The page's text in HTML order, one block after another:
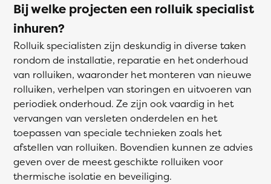
Bij welke projecten een rolluik specialist
inhuren?
Rolluik specialisten zijn deskundig in diverse taken
rondom de installatie, reparatie en het onderhoud
van rolluiken, waaronder het monteren van nieuwe
rolluiken, verhelpen van storingen en uitvoeren van
periodiek onderhoud. Ze zijn ook vaardig in het
vervangen van versleten onderdelen en het
toepassen van speciale technieken zoals het
afstellen van rolluiken. Bovendien kunnen ze advies
geven over de meest geschikte rolluiken voor
thermische isolatie en beveiliging.